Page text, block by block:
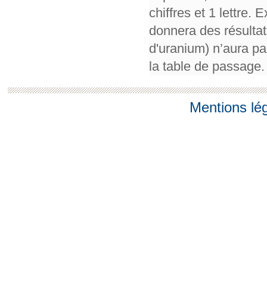
chiffres et 1 lettre.
donnera des
d'uranium) n’aura
la table de passage.
Mentions